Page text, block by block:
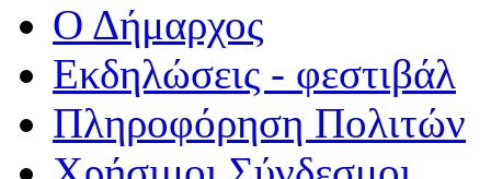
Ο Δήμαρχος
Εκδηλώσεις - φεστιβάλ
Πληροφόρηση Πολιτών